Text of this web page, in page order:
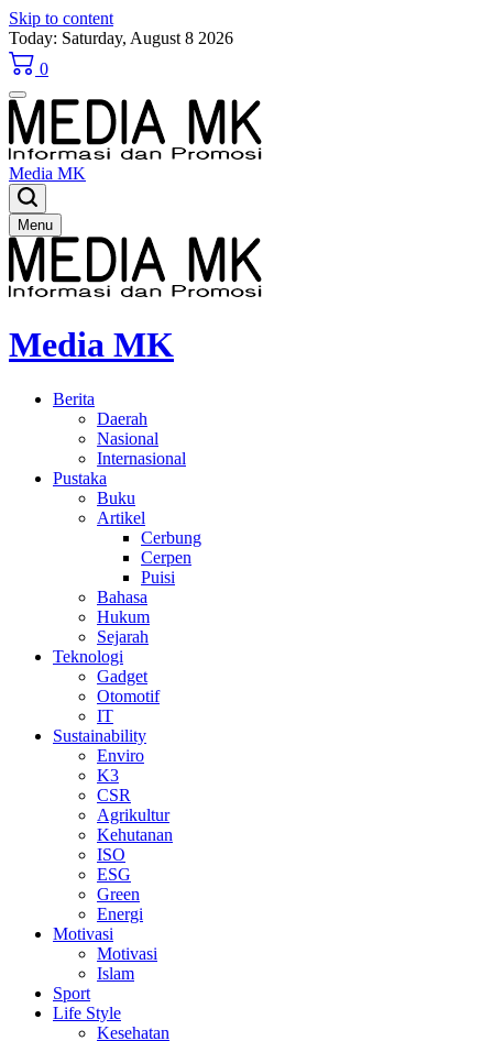
Skip to content
Today: Saturday, August 8 2026
0
Media MK
Menu
Media MK
Berita
Daerah
Nasional
Internasional
Pustaka
Buku
Artikel
Cerbung
Cerpen
Puisi
Bahasa
Hukum
Sejarah
Teknologi
Gadget
Otomotif
IT
Sustainability
Enviro
K3
CSR
Agrikultur
Kehutanan
ISO
ESG
Green
Energi
Motivasi
Motivasi
Islam
Sport
Life Style
Kesehatan